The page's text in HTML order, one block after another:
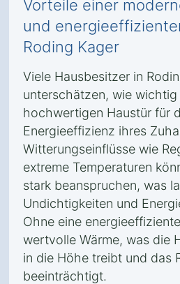
Vorteile einer
und
Roding Kager
Viele Hausbesitzer in
unterschätzen, wie wichtig
hochwertigen Haustür für
Energieeffizienz ihres
Witterungseinflüsse wie
extreme Temperaturen
stark beanspruchen, was
Undichtigkeiten und
Ohne eine
wertvolle Wärme, was die
in die Höhe treibt und das
beeinträchtigt.